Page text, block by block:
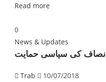
Read more
0
News & Updates
کی سیاسی حمایت
Trab
10/07/2018